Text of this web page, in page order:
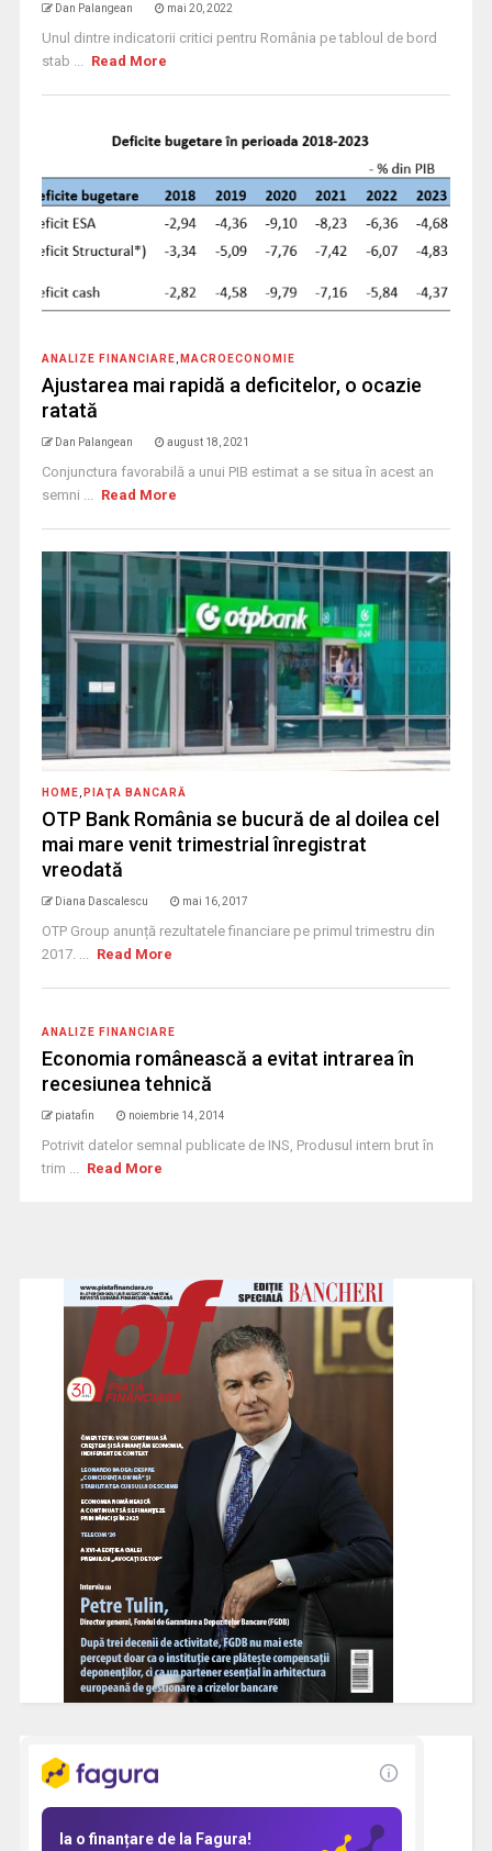
Dan Palangean mai 20, 2022
Unul dintre indicatorii critici pentru România pe tabloul de bord
stab ... Read More
ANALIZE FINANCIARE MACROECONOMIE
Ajustarea mai rapidă a deficitelor, o ocazie
ratată
Dan Palangean august 18, 2021
Conjunctura favorabilă a unui PIB estimat a se situa în acest an
semni ... Read More
HOME PIAŢA BANCARĂ
OTP Bank România se bucură de al doilea cel
mai mare venit trimestrial înregistrat
vreodată
Diana Dascalescu mai 16, 2017
OTP Group anunță rezultatele financiare pe primul trimestru din
2017. ... Read More
ANALIZE FINANCIARE
Economia românească a evitat intrarea în
recesiunea tehnică
piatafin noiembrie 14, 2014
Potrivit datelor semnal publicate de INS, Produsul intern brut în
trim ... Read More